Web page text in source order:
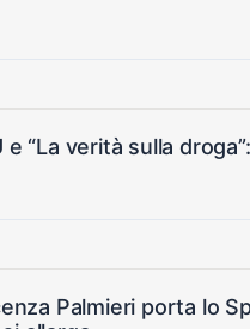
e “La verità sulla
Palmieri porta lo